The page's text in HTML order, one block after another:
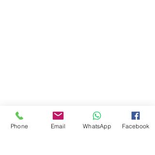
Phone Email WhatsApp Facebook